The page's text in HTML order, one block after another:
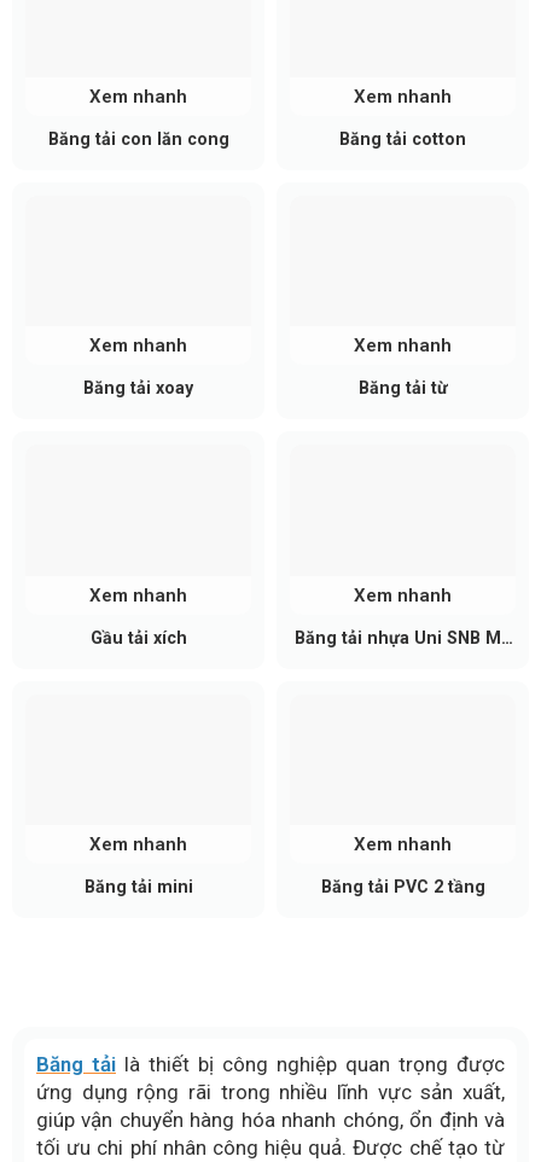
Băng tải con lăn cong
Xem nhanh
Băng tải cotton
Xem nhanh
Băng tải xoay
Xem nhanh
Băng tải từ
Xem nhanh
Gầu tải xích
Xem nhanh
Băng tải nhựa Uni SNB M2
Xem nhanh
Băng tải mini
Xem nhanh
Băng tải PVC 2 tầng
Xem nhanh
Băng tải là thiết bị công nghiệp quan trọng được
ứng dụng rộng rãi trong nhiều lĩnh vực sản xuất,
giúp vận chuyển hàng hóa nhanh chóng, ổn định và
tối ưu chi phí nhân công hiệu quả. Được chế tạo từ